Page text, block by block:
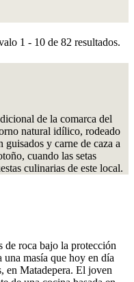
1 - 10 de 82 resultados.
de la comarca del
natural idílico, rodeado
guisados y carne de caza a
cuando las setas
culinarias de este local.
de roca bajo la protección
una masía que hoy en día
en Matadepera. El joven